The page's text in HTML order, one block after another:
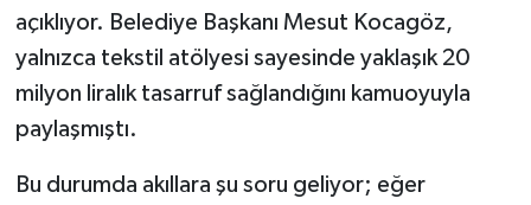
açıklıyor. Belediye Başkanı Mesut Kocagöz,
yalnızca tekstil atölyesi sayesinde yaklaşık 20
milyon liralık tasarruf sağlandığını kamuoyuyla
paylaşmıştı.
Bu durumda akıllara şu soru geliyor; eğer